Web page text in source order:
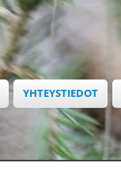
YHTEYSTIEDOT